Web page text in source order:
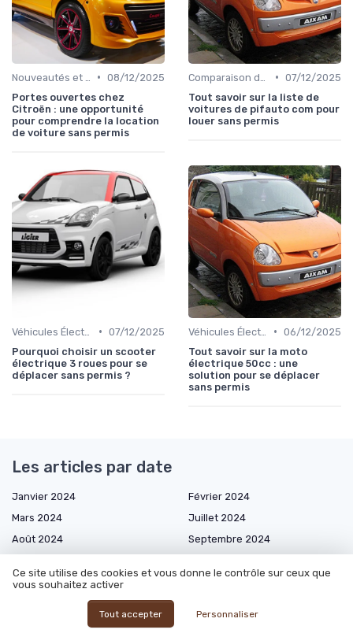
• 08/12/2025
Portes ouvertes chez
Citroën : une opportunité
pour comprendre la location
de voiture sans permis
• 07/12/2025
Tout savoir sur la liste de
voitures de pifauto com pour
louer sans permis
• 07/12/2025
Pourquoi choisir un scooter
électrique 3 roues pour se
déplacer sans permis ?
• 06/12/2025
Tout savoir sur la moto
électrique 50cc : une
solution pour se déplacer
sans permis
Les articles par date
Janvier 2024
Février 2024
Mars 2024
Juillet 2024
Août 2024
Septembre 2024
Décembre 2024
Ce site utilise des cookies et vous donne le contrôle sur ceux que
vous souhaitez activer
Tout accepter Personnaliser